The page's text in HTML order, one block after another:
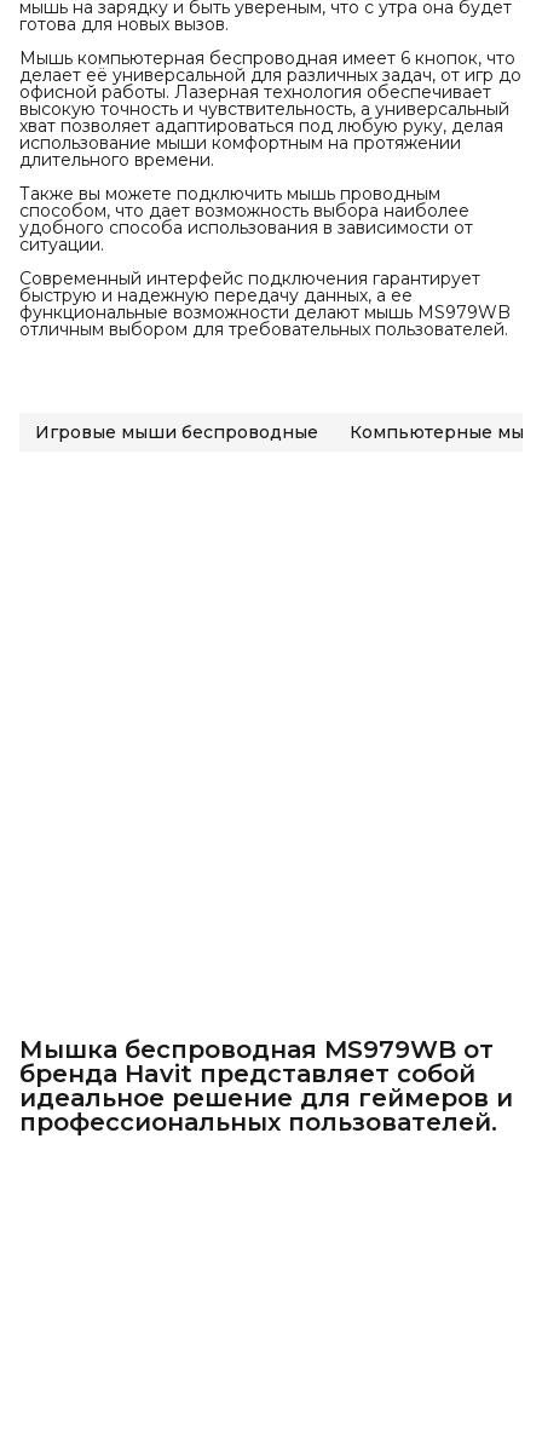
мышь на зарядку и быть увереным, что с утра она будет
готова для новых вызов.
Мышь компьютерная беспроводная имеет 6 кнопок, что
делает её универсальной для различных задач, от игр до
офисной работы. Лазерная технология обеспечивает
высокую точность и чувствительность, а универсальный
хват позволяет адаптироваться под любую руку, делая
использование мыши комфортным на протяжении
длительного времени.
Также вы можете подключить мышь проводным
способом, что дает возможность выбора наиболее
удобного способа использования в зависимости от
ситуации.
Современный интерфейс подключения гарантирует
быструю и надежную передачу данных, а ее
функциональные возможности делают мышь MS979WB
отличным выбором для требовательных пользователей.
Игровые мыши беспроводные Компьютерные
Мышка беспроводная MS979WB от
бренда Havit представляет собой
идеальное решение для геймеров и
профессиональных пользователей.